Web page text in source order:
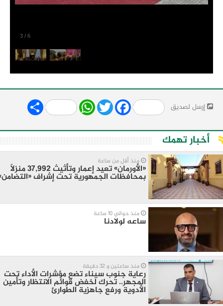
3 / 6
إرسل لصديق Share WhatsApp
Twitter Facebook
أخبار تهمك
منذ أقل من ساعة
«الأورمان» تعيد إعمار وتأثيث 37,992 منزلًا
بمحافظات الجمهورية تحت إشراف
منذ حوالي 10 ساعة
ساعه لولادنا
منذ ساعتين و 32 دقيقة
رعاية جنوب سيناء تضع مؤشرات الأداء تحت
المجهر.. تحرك لخفض قوائم الانتظار وتأمين
الأدوية ورفع جاهزية الطوارئ